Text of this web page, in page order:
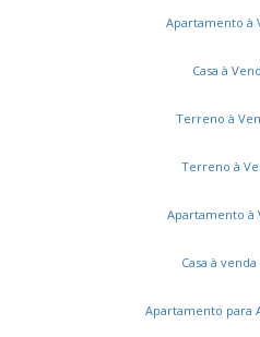
Condominio Morada das
Villaggio
Dossel Esplanada Village
Apartamento à
Casa à
Terreno à
Terreno à
Apartamento à
Casa à
Apartamento para